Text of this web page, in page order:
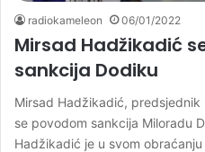
radiokameleon 06/01/2022
Mirsad Hadžikadić
sankcija Dodiku
Mirsad Hadžikadić,
se povodom sankcija Miloradu
Hadžikadić je u svom